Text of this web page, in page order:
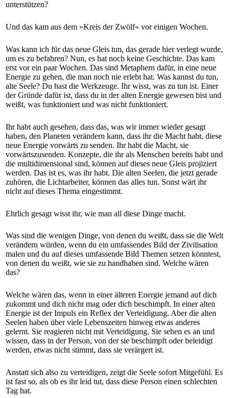
unterstützen?
Und das kam aus dem »Kreis der Zwölf« vor einigen Wochen.
Was kann ich für das neue Gleis tun, das gerade hier verlegt wurde,
um es zu befahren? Nun, es hat noch keine Geschichte. Das kam
erst vor ein paar Wochen. Das sind Metaphern dafür, in eine neue
Energie zu gehen, die man noch nie erlebt hat. Was kannst du tun,
alte Seele? Du hast die Werkzeuge. Ihr wisst, was zu tun ist. Einer
der Gründe dafür ist, dass du in der alten Energie gewesen bist und
weißt, was funktioniert und was nicht funktioniert.
Ihr habt auch gesehen, dass das, was wir immer wieder gesagt
haben, den Planeten verändern kann, dass ihr die Macht habt, diese
neue Energie vorwärts zu senden. Ihr habt die Macht, sie
vorwärtszusenden. Konzepte, die ihr als Menschen bereits habt und
die multidimensional sind, können auf dieses neue Gleis projiziert
werden. Das ist es, was ihr habt. Die alten Seelen, die jetzt gerade
zuhören, die Lichtarbeiter, können das alles tun. Sonst wärt ihr
nicht auf dieses Thema eingestimmt.
Ehrlich gesagt wisst ihr, wie man all diese Dinge macht.
Was sind die wenigen Dinge, von denen du weißt, dass sie die Welt
verändern würden, wenn du ein umfassendes Bild der Zivilisation
malen und du auf dieses umfassende Bild Themen setzen könntest,
von denen du weißt, wie sie zu handhaben sind. Welche wären
das?
Welche wären das, wenn in einer älteren Energie jemand auf dich
zukommt und dich nicht mag oder dich beschimpft. In einer alten
Energie ist der Impuls ein Reflex der Verteidigung. Aber die alten
Seelen haben über viele Lebenszeiten hinweg etwas anderes
gelernt. Sie reagieren nicht mit Verteidigung. Sie sehen es an und
wissen, dass in der Person, von der sie beschimpft oder beleidigt
werden, etwas nicht stimmt, dass sie verärgert ist.
Anstatt sich also zu verteidigen, zeigt die Seele sofort Mitgefühl. Es
ist fast so, als ob es ihr leid tut, dass diese Person einen schlechten
Tag hat.